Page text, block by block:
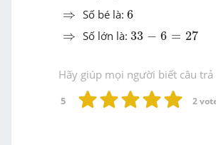
⇒
⇒ Số bé là:6
6
⇒
⇒ Số lớn là:33 − 6 = 27
33 =27
Hãy giúp mọi người biết câu trả
5 2